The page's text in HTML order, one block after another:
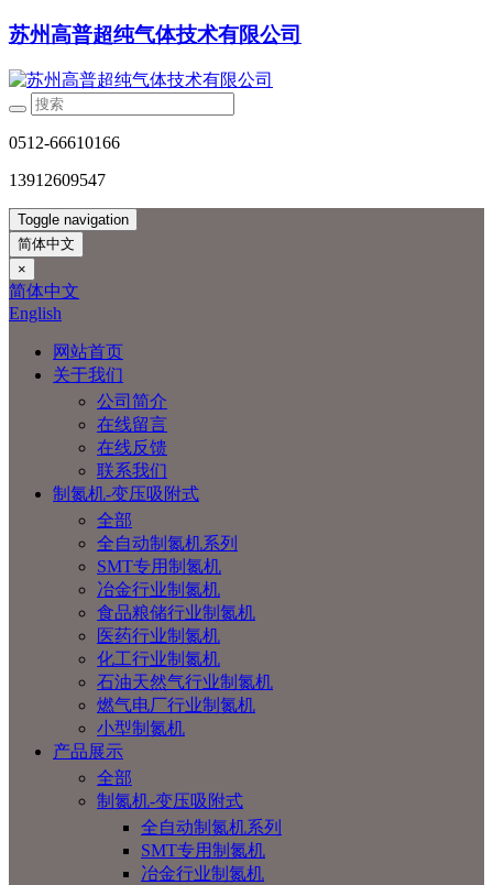
苏州高普超纯气体技术有限公司
0512-66610166
13912609547
Toggle navigation
简体中文
×
简体中文
English
网站首页
关于我们
公司简介
在线留言
在线反馈
联系我们
制氮机-变压吸附式
全部
全自动制氮机系列
SMT专用制氮机
冶金行业制氮机
食品粮储行业制氮机
医药行业制氮机
化工行业制氮机
石油天然气行业制氮机
燃气电厂行业制氮机
小型制氮机
产品展示
全部
制氮机-变压吸附式
全自动制氮机系列
SMT专用制氮机
冶金行业制氮机